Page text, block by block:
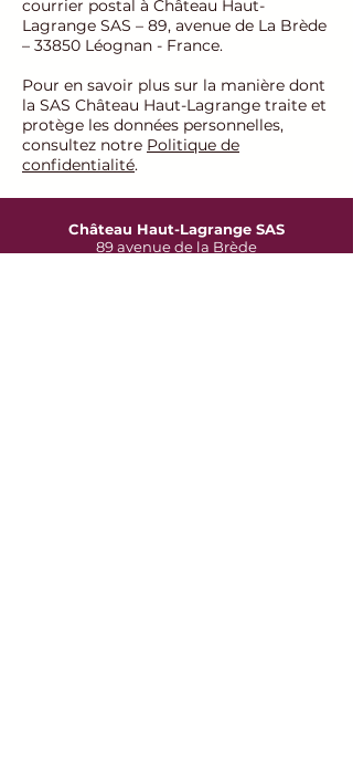
courrier postal à Château Haut-
Lagrange SAS – 89, avenue de La Brède
– 33850 Léognan - France.
Pour en savoir plus sur la manière dont
la SAS Château Haut-Lagrange traite et
protège les données personnelles,
consultez notre Politique de
confidentialité.
Château Haut-Lagrange SAS
89 avenue de la Brède